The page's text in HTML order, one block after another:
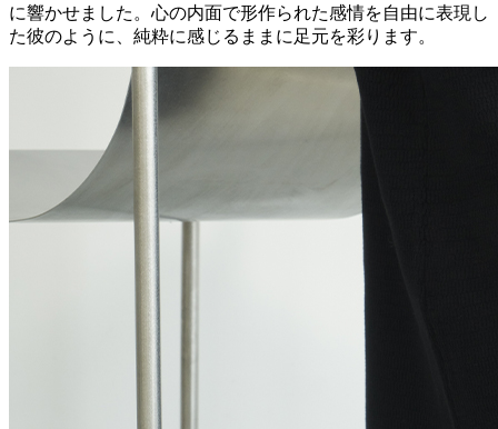
に響かせました。心の内面で形作られた感情を自由に表現し
た彼のように、純粋に感じるままに足元を彩ります。